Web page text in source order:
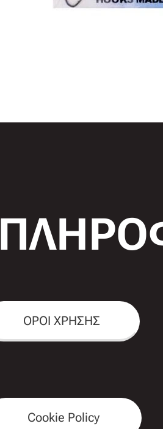
ΟΡΟΙ ΧΡΗΣΗΣ
Cookie Policy